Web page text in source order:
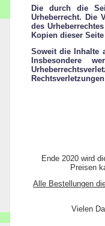
Die durch die
Urheberrecht. Die
des
Kopien dieser
Soweit die Inhalte
Insbesondere
Ende 2020 wird
Preisen
Alle Bestellungen
Vielen